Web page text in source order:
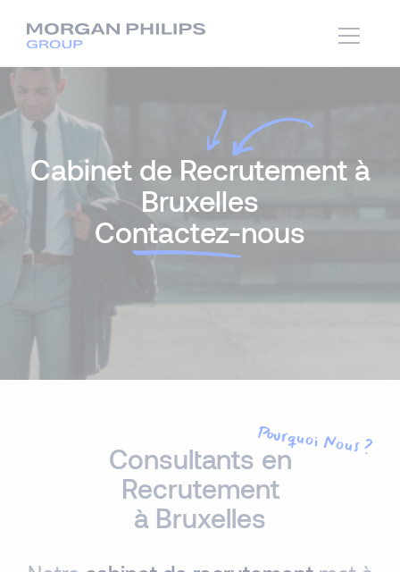
Cabinet de Recrutement à
Bruxelles
Contactez-nous
Pourquoi Nous ?
Consultants en
Recrutement
à Bruxelles